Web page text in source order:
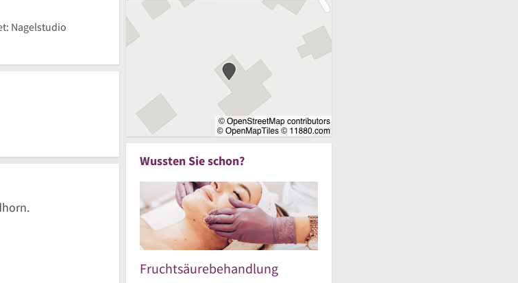
Nagelstudio
Wussten Sie schon?
Fruchtsäurebehandlung